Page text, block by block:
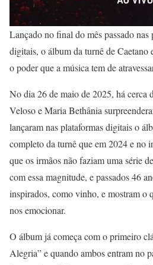
Lançado no final do mês passado
digitais, o álbum da turnê de Caetano
o poder que a música tem de
No dia 26 de maio de 2025, há cerca
Veloso e Maria Bethânia
lançaram nas plataformas digitais o
completo da turnê que em 2024 e no
que os irmãos não faziam uma série
com essa magnitude, e passados 46
inspirados, como vinho, e mostram o
nos emocionar.
O álbum já começa com o primeiro
Alegria” e quando ambos entram no